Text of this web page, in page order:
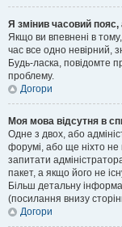
Я змінив часовий
Якщо ви впевнені в
час все одно невірний,
Будь-ласка, повідомте
проблему.
Догори
Моя мова відсутня в
Одне з двох, або
форумі, або ще ніхто
запитати
пакет, а якщо його не
Більш детальну
(посилання внизу
Догори